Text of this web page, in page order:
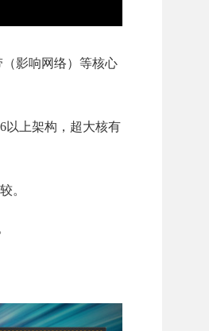
（影响网络）等核心
以上架构，超大核有
。